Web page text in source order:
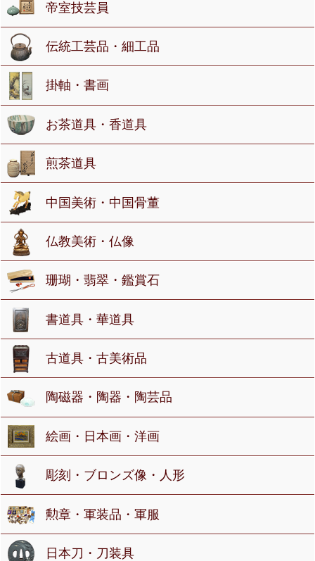
帝室技芸員
伝統工芸品・細工品
掛軸・書画
お茶道具・香道具
煎茶道具
中国美術・中国骨董
仏教美術・仏像
珊瑚・翡翠・鑑賞石
書道具・華道具
古道具・古美術品
陶磁器・陶器・陶芸品
絵画・日本画・洋画
彫刻・ブロンズ像・人形
勲章・軍装品・軍服
日本刀・刀装具